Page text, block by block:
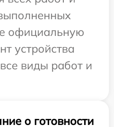
официальную
устройства
виды работ и
о готовности